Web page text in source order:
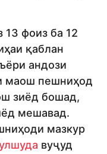
13 фоиз ба 12
қаблан
андози
маош пешниҳод
зиёд бошад,
мешавад.
мазкур
вуҷуд